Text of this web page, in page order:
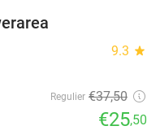
9.3 star
Regulier €37,50
€25,50